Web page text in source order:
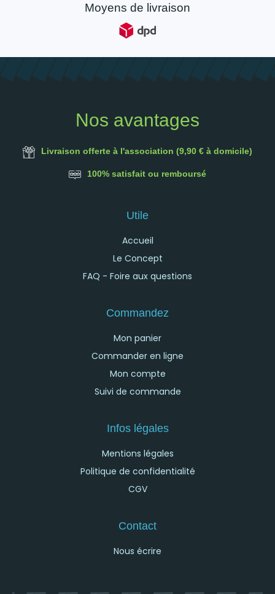
Moyens de livraison
Nos avantages
Livraison offerte à l'association (9,90 € à domicile)
100% satisfait ou remboursé
Utile
Accueil
Le Concept
FAQ - Foire aux questions
Commandez
Mon panier
Commander en ligne
Mon compte
Suivi de commande
Infos légales
Mentions légales
Politique de confidentialité
CGV
Contact
Nous écrire